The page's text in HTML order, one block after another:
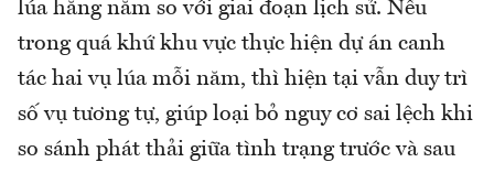
lúa hằng năm so với giai đoạn lịch sử. Nếu
trong quá khứ khu vực thực hiện dự án canh
tác hai vụ lúa mỗi năm, thì hiện tại vẫn duy trì
số vụ tương tự, giúp loại bỏ nguy cơ sai lệch khi
so sánh phát thải giữa tình trạng trước và sau